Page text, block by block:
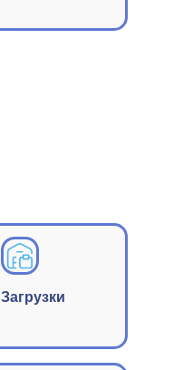
Загрузки
Партнерская
программа